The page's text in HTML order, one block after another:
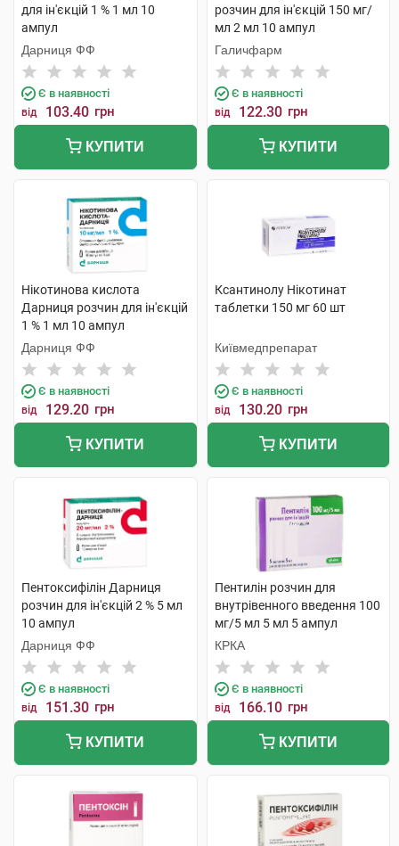
для ін'єкцій 1 % 1 мл 10
ампул
Дарниця ФФ
Є в наявності
від 103.40 грн
КУПИТИ
розчин для ін'єкцій 150 мг/
мл 2 мл 10 ампул
Галичфарм
Є в наявності
від 122.30 грн
КУПИТИ
Нікотинова кислота
Дарниця розчин для ін'єкцій
1 % 1 мл 10 ампул
Дарниця ФФ
Є в наявності
від 129.20 грн
КУПИТИ
Ксантинолу Нікотинат
таблетки 150 мг 60 шт
Київмедпрепарат
Є в наявності
від 130.20 грн
КУПИТИ
Пентоксифілін Дарниця
розчин для ін'єкцій 2 % 5 мл
10 ампул
Дарниця ФФ
Є в наявності
від 151.30 грн
КУПИТИ
Пентилін розчин для
внутрівенного введення 100
мг/5 мл 5 мл 5 ампул
КРКА
Є в наявності
від 166.10 грн
КУПИТИ